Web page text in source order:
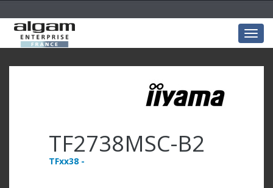
TF2738MSC-B2
TFxx38 -